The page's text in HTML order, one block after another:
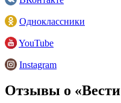
Одноклассники
YouTube
Instagram
Отзывы о